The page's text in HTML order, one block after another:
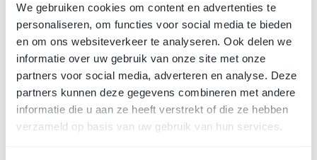
We gebruiken cookies om content en advertenties te
personaliseren, om functies voor social media te bieden
en om ons websiteverkeer te analyseren. Ook delen we
informatie over uw gebruik van onze site met onze
partners voor social media, adverteren en analyse. Deze
partners kunnen deze gegevens combineren met andere
informatie die u aan ze heeft verstrekt of die ze hebben
verzameld op basis van uw gebruik van hun services.
Altijd juridisch correct
Ligo werkt met de grootste notarissen en beste fiscalisten in
Nederland, zodat jouw oprichting vlekkeloos verloopt en je zeker
kan zijn van een goede start.
Richt direct een BV op
Je kent ons van: